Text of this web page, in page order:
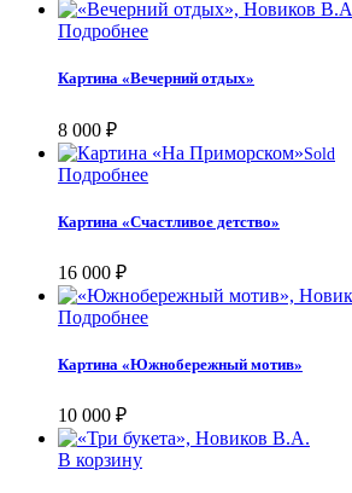
Подробнее
Картина «Вечерний отдых»
8 000 ₽
Sold
Подробнее
Картина «Счастливое детство»
16 000 ₽
Подробнее
Картина «Южнобережный мотив»
10 000 ₽
В корзину